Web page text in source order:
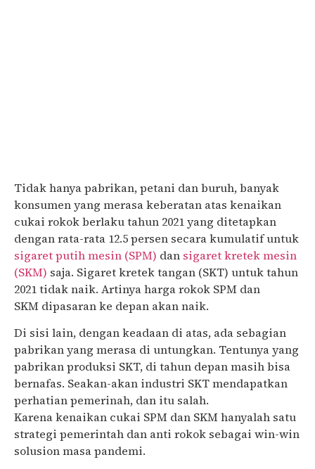
Tidak hanya pabrikan, petani dan buruh, banyak
konsumen yang merasa keberatan atas kenaikan
cukai rokok berlaku tahun 2021 yang ditetapkan
dengan rata-rata 12.5 persen secara kumulatif untuk
sigaret putih mesin (SPM) dan sigaret kretek mesin
(SKM) saja. Sigaret kretek tangan (SKT) untuk tahun
2021 tidak naik. Artinya harga rokok SPM dan
SKM dipasaranke depan akan naik.
Di sisi lain, dengan keadaan di atas, ada sebagian
pabrikan yang merasa di untungkan. Tentunya yang
pabrikan produksi SKT, di tahun depan masih bisa
bernafas. Seakan-akan industri SKT mendapatkan
perhatianpemerinah, dan itu salah.
Karenakenaikan cukai SPM dan SKMhanyalah satu
strategi pemerintah dan anti rokok sebagai win-win
solusionmasa pandemi.